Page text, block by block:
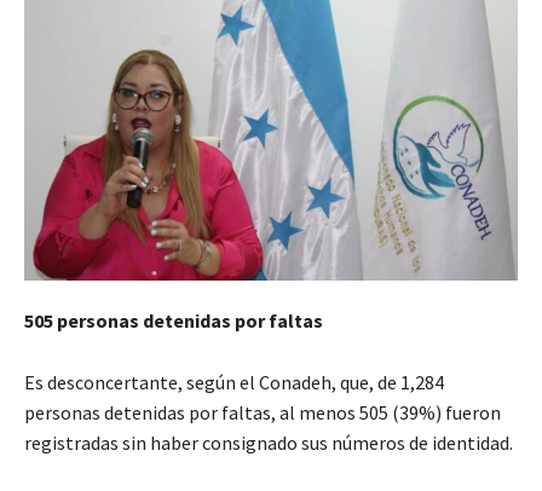
505 personas detenidas por faltas
Es desconcertante, según el Conadeh, que, de 1,284
personas detenidas por faltas, al menos 505 (39%) fueron
registradas sin haber consignado sus números de identidad.